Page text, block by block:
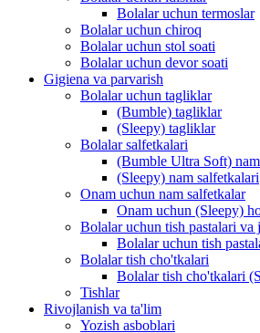
Bolalar uchun termoslar
Bolalar uchun chiroq
Bolalar uchun stol soati
Bolalar uchun devor soati
Gigiena va parvarish
Bolalar uchun tagliklar
(Bumble) tagliklar
(Sleepy) tagliklar
Bolalar salfetkalari
(Bumble Ultra Soft)
(Sleepy) nam salfetkalari
Onam uchun nam salfetkalar
Onam uchun (Sleepy)
Bolalar uchun tish pastalari va
Bolalar uchun tish
Bolalar tish cho'tkalari
Bolalar tish cho'tkalari
Tishlar
Rivojlanish va ta'lim
Yozish asboblari